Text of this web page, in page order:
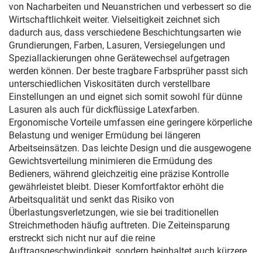
von Nacharbeiten und Neuanstrichen und verbessert so die
Wirtschaftlichkeit weiter. Vielseitigkeit zeichnet sich
dadurch aus, dass verschiedene Beschichtungsarten wie
Grundierungen, Farben, Lasuren, Versiegelungen und
Speziallackierungen ohne Gerätewechsel aufgetragen
werden können. Der beste tragbare Farbsprüher passt sich
unterschiedlichen Viskositäten durch verstellbare
Einstellungen an und eignet sich somit sowohl für dünne
Lasuren als auch für dickflüssige Latexfarben.
Ergonomische Vorteile umfassen eine geringere körperliche
Belastung und weniger Ermüdung bei längeren
Arbeitseinsätzen. Das leichte Design und die ausgewogene
Gewichtsverteilung minimieren die Ermüdung des
Bedieners, während gleichzeitig eine präzise Kontrolle
gewährleistet bleibt. Dieser Komfortfaktor erhöht die
Arbeitsqualität und senkt das Risiko von
Überlastungsverletzungen, wie sie bei traditionellen
Streichmethoden häufig auftreten. Die Zeiteinsparung
erstreckt sich nicht nur auf die reine